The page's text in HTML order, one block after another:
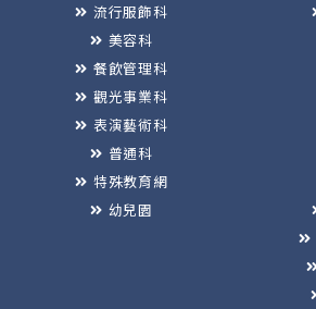
流行服飾科
美容科
餐飲管理科
觀光事業科
表演藝術科
普通科
特殊教育網
幼兒園